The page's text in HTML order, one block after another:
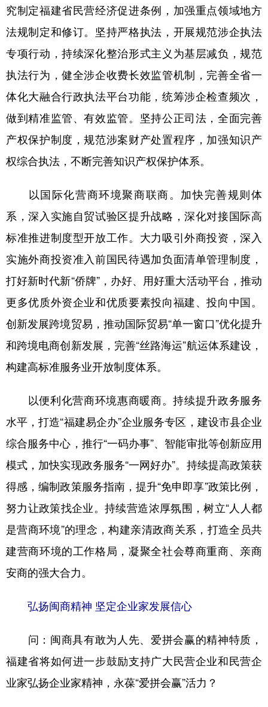
究制定福建省民营经济促进条例，加强重点领域地方
法规制定和修订。坚持严格执法，开展规范涉企执法
专项行动，持续深化整治形式主义为基层减负，规范
执法行为，健全涉企收费长效监管机制，完善全省一
体化大融合行政执法平台功能，统筹涉企检查频次，
做到精准监管、有效监管。坚持公正司法，全面完善
产权保护制度，规范涉案财产处置程序，加强知识产
权综合执法，不断完善知识产权保护体系。
以国际化营商环境聚商联商。加快完善规则体
系，深入实施自贸试验区提升战略，深化对接国际高
标准推进制度型开放工作。大力吸引外商投资，深入
实施外商投资准入前国民待遇加负面清单管理制度，
打好新时代新“侨牌”，办好、用好重大活动平台，推动
更多优质外资企业和优质要素投向福建、投向中国。
创新发展跨境贸易，推动国际贸易“单一窗口”优化提升
和跨境电商创新发展，完善“丝路海运”航运体系建设，
构建高标准服务业开放制度体系。
以便利化营商环境惠商暖商。持续提升政务服务
水平，打造“福建易企办”企业服务专区，建设市县企业
综合服务中心，推行“一码办事”、智能审批等创新应用
模式，加快实现政务服务“一网好办”。持续提高政策获
得感，编制政策服务指南，提升“免申即享”政策比例，
努力让政策找企业。持续营造浓厚氛围，树立“人人都
是营商环境”的理念，构建亲清政商关系，打造全员共
建营商环境的工作格局，凝聚全社会尊商重商、亲商
安商的强大合力。
弘扬闽商精神 坚定企业家发展信心
问：闽商具有敢为人先、爱拼会赢的精神特质，
福建省将如何进一步鼓励支持广大民营企业和民营企
业家弘扬企业家精神，永葆“爱拼会赢”活力？